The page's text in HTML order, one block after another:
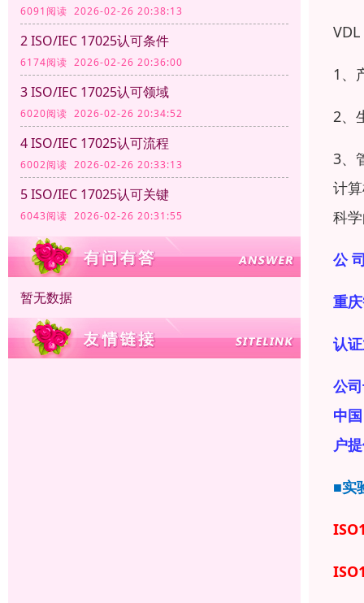
6091阅读 2026-02-26 20:38:13
2 ISO/IEC 17025认可条件
6174阅读 2026-02-26 20:36:00
3 ISO/IEC 17025认可领域
6020阅读 2026-02-26 20:34:52
4 ISO/IEC 17025认可流程
6002阅读 2026-02-26 20:33:13
5 ISO/IEC 17025认可关键
6043阅读 2026-02-26 20:31:55
暂无数据
1、
2、
3、
计
科
公
重
认
公
中
户
■实